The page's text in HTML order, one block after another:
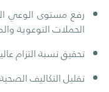
رفع مستوى الوعي
الحملات التوعوية
تحقيق نسبة التزام عالية بالمتابعة الطبية (80%)
تقليل التكاليف